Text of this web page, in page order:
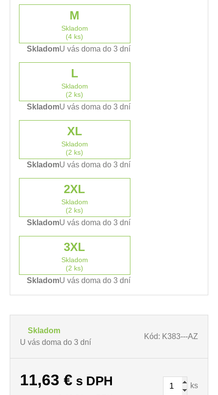
M
Skladom
(4 ks)
SkladomU vás doma do 3 dní
L
Skladom
(2 ks)
SkladomU vás doma do 3 dní
XL
Skladom
(2 ks)
SkladomU vás doma do 3 dní
2XL
Skladom
(2 ks)
SkladomU vás doma do 3 dní
3XL
Skladom
(2 ks)
SkladomU vás doma do 3 dní
Skladom
U vás doma do 3 dní
Kód: K383---AZ
11,63 € s DPH ks